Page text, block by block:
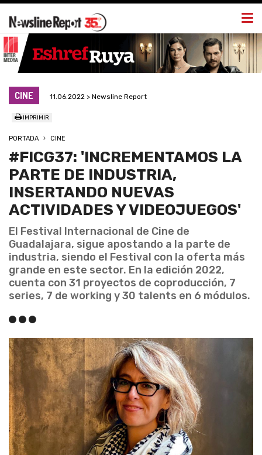
CINE 11.06.2022 > Newsline Report
IMPRIMIR
PORTADA CINE
#FICG37: 'INCREMENTAMOS LA
PARTE DE INDUSTRIA,
INSERTANDO NUEVAS
ACTIVIDADES Y VIDEOJUEGOS'
El Festival Internacional de Cine de
Guadalajara, sigue apostando a la parte de
industria, siendo el Festival con la oferta más
grande en este sector. En la edición 2022,
cuenta con 31 proyectos de coproducción, 7
series, 7 de working y 30 talents en 6 módulos.